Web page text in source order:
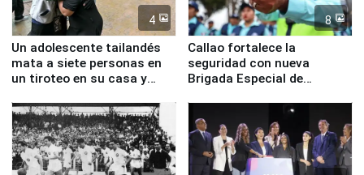
4
Un adolescente tailandés
mata a siete personas en
un tiroteo en su casa y
8
Callao fortalece la
seguridad con nueva
Brigada Especial de
equipamiento para
Serenazgo